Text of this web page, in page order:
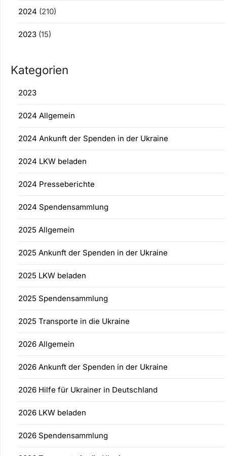
2024 (210)
2023 (15)
Kategorien
2023
2024 Allgemein
2024 Ankunft der Spenden in der Ukraine
2024 LKW beladen
2024 Presseberichte
2024 Spendensammlung
2025 Allgemein
2025 Ankunft der Spenden in der Ukraine
2025 LKW beladen
2025 Spendensammlung
2025 Transporte in die Ukraine
2026 Allgemein
2026 Ankunft der Spenden in der Ukraine
2026 Hilfe für Ukrainer in Deutschland
2026 LKW beladen
2026 Spendensammlung